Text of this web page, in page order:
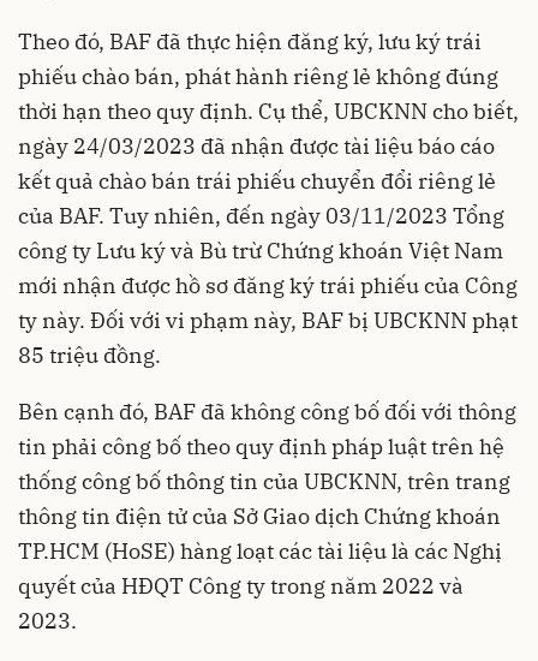
Theo đó, BAF đã thực hiện đăng ký, lưu ký trái
phiếu chào bán, phát hành riêng lẻ không đúng
thời hạn theo quy định. Cụ thể, UBCKNN cho biết,
ngày 24/03/2023 đã nhận được tài liệu báo cáo
kết quả chào bán trái phiếu chuyển đổi riêng lẻ
của BAF. Tuy nhiên, đến ngày 03/11/2023 Tổng
công ty Lưu ký và Bù trừ Chứng khoán Việt Nam
mới nhận được hồ sơ đăng ký trái phiếu của Công
ty này. Đối với vi phạm này, BAF bị UBCKNN phạt
85 triệu đồng.
Bên cạnh đó, BAF đã không công bố đối với thông
tin phải công bố theo quy định pháp luật trên hệ
thống công bố thông tin của UBCKNN, trên trang
thông tin điện tử của Sở Giao dịch Chứng khoán
TP.HCM (HoSE) hàng loạt các tài liệu là các Nghị
quyết của HĐQT Công ty trong năm 2022 và
2023.